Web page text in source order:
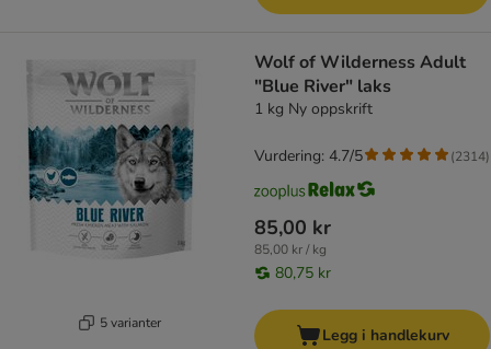
5 varianter
Wolf of Wilderness Adult
"Blue River" laks
1 kg Ny oppskrift
85,00 kr
85,00 kr / kg
80,75 kr
Vurdering: 4.7/5 (2314)
Legg i handlekurv